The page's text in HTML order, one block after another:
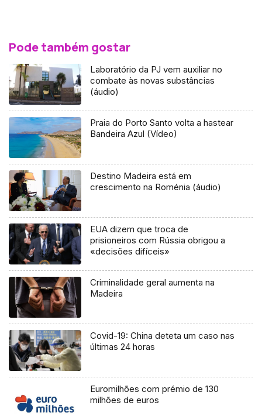
Pode também gostar
Laboratório da PJ vem auxiliar no
combate às novas substâncias
(áudio)
Praia do Porto Santo volta a hastear
Bandeira Azul (Vídeo)
Destino Madeira está em
crescimento na Roménia (áudio)
EUA dizem que troca de
prisioneiros com Rússia obrigou a
«decisões difíceis»
Criminalidade geral aumenta na
Madeira
Covid-19: China deteta um caso nas
últimas 24 horas
Euromilhões com prémio de 130
milhões de euros